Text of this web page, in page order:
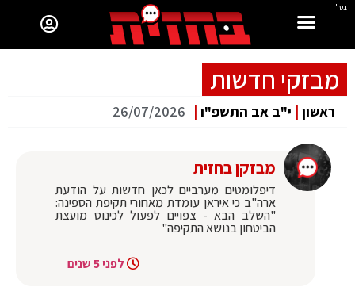
בס"ד
מבזקי חדשות
ראשון | י"ב אב התשפ"ו |
26/07/2026
מבזקן בחזית
דיפלומטים מערביים לכאן חדשות על הודעת
ארה"ב כי איראן עומדת מאחורי תקיפת הספינה:
"השלב הבא - צפויים לפעול לכינוס מועצת
הביטחון בנושא התקיפה"
לפני 5 שנים